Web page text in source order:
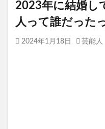
2023年に結婚し
人って誰だった
2024年1月18日 芸能人